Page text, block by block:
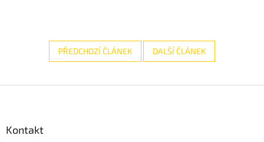
PŘEDCHOZÍ ČLÁNEK DALŠÍ ČLÁNEK
Kontakt